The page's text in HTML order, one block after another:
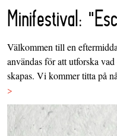
Minifestival:
Välkommen till en
användas för att utforska
skapas. Vi kommer titta på
>